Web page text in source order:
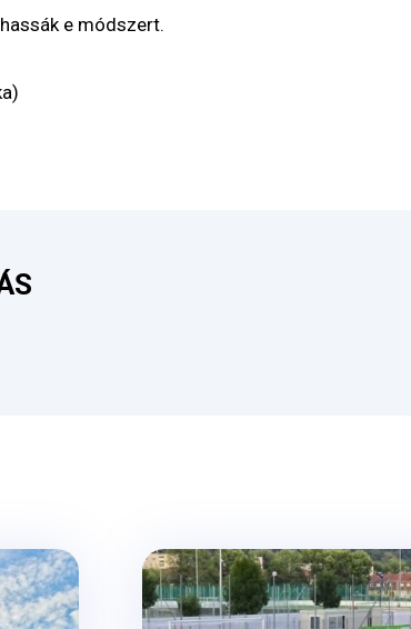
e módszert.